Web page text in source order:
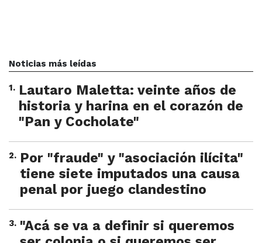
Noticias más leídas
1. Lautaro Maletta: veinte años de
historia y harina en el corazón de
"Pan y Cocholate"
2. Por "fraude" y "asociación ilícita"
tiene siete imputados una causa
penal por juego clandestino
3. "Acá se va a definir si queremos